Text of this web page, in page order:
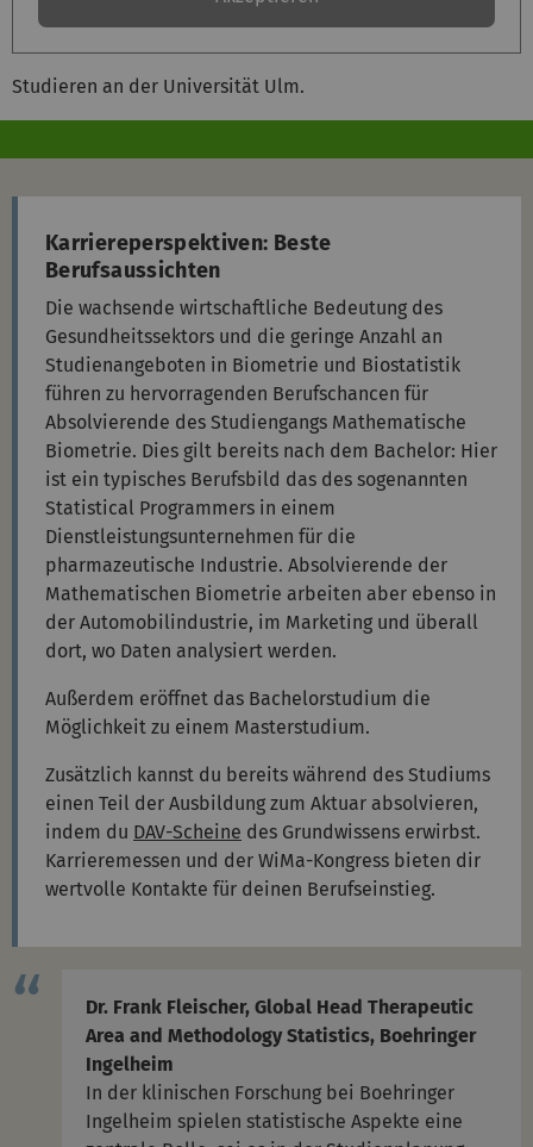
Studieren an der Universität Ulm.
Karriereperspektiven: Beste
Berufsaussichten
Die wachsende wirtschaftliche Bedeutung des
Gesundheitssektors und die geringe Anzahl an
Studienangeboten in Biometrie und Biostatistik
führen zu hervorragenden Berufschancen für
Absolvierende des Studiengangs Mathematische
Biometrie. Dies gilt bereits nach dem Bachelor: Hier
ist ein typisches Berufsbild das des sogenannten
Statistical Programmers in einem
Dienstleistungsunternehmen für die
pharmazeutische Industrie. Absolvierende der
Mathematischen Biometrie arbeiten aber ebenso in
der Automobilindustrie, im Marketing und überall
dort, wo Daten analysiert werden.
Außerdem eröffnet das Bachelorstudium die
Möglichkeit zu einem Masterstudium.
Zusätzlich kannst du bereits während des Studiums
einen Teil der Ausbildung zum Aktuar absolvieren,
indem du DAV-Scheine des Grundwissens erwirbst.
Karrieremessen und der WiMa-Kongress bieten dir
wertvolle Kontakte für deinen Berufseinstieg.
Dr. Frank Fleischer, Global Head Therapeutic
Area and Methodology Statistics, Boehringer
Ingelheim
In der klinischen Forschung bei Boehringer
Ingelheim spielen statistische Aspekte eine